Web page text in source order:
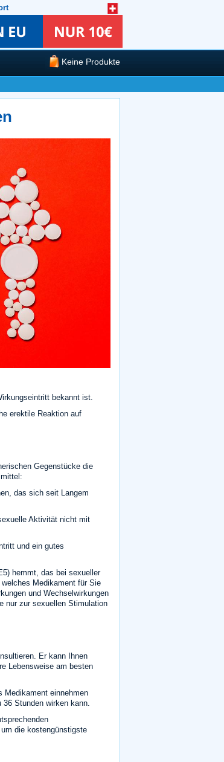
Keine Produkte
bekannt ist.
erektile Reaktion auf
Gegenstücke die
das sich seit Langem
Aktivität nicht mit
und ein gutes
hemmt, das bei sexueller
Medikament für Sie
und Wechselwirkungen
nur zur sexuellen Stimulation
Er kann Ihnen
Lebensweise am besten
Medikament einnehmen
Stunden wirken kann.
die kostengünstigste